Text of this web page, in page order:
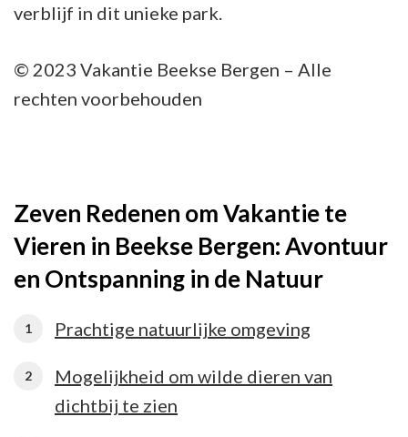
verblijf in dit unieke park.
© 2023 Vakantie Beekse Bergen – Alle
rechten voorbehouden
Zeven Redenen om Vakantie te
Vieren in Beekse Bergen: Avontuur
en Ontspanning in de Natuur
Prachtige natuurlijke omgeving
Mogelijkheid om wilde dieren van
dichtbij te zien